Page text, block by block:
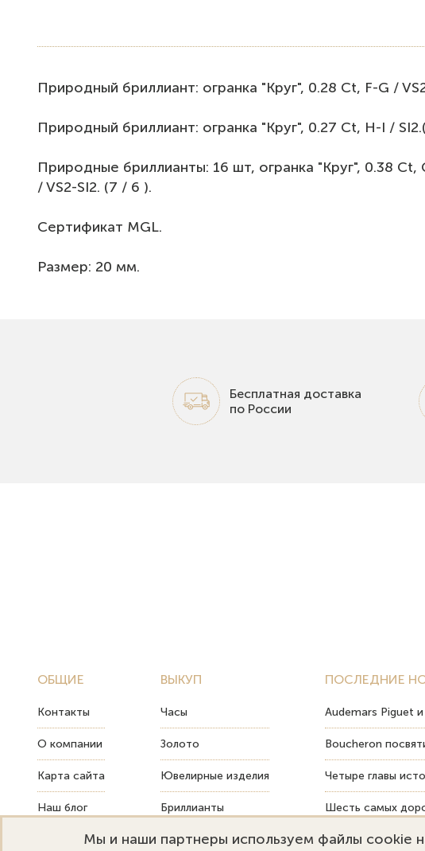
Природный бриллиант: огранка "Круг", 0.28 Ct, F-G /
Природный бриллиант: огранка "Круг", 0.27 Ct, H-I /
Природные бриллианты: 16 шт, огранка "Круг", 0.38 Ct,
/ VS2-SI2. (7 / 6 ).
Сертификат MGL.
Размер: 20 мм.
Бесплатная доставка
по России
ОБЩИЕ
Контакты
О компании
Карта сайта
Наш блог
ВЫКУП
Часы
Золото
Ювелирные изделия
Бриллианты
Монеты
ПОСЛЕДНИЕ
Audemars Piguet
Boucheron
Четыре главы
Шесть самых
Как твердость
Мы и наши партнеры используем файлы cookie